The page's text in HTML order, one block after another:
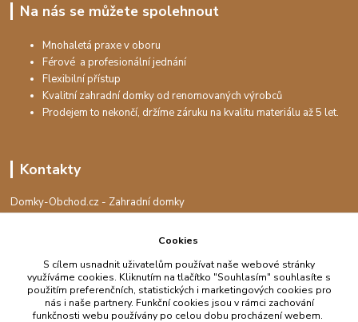
Na nás se můžete spolehnout
Mnohaletá praxe v oboru
Férové a profesionální jednání
Flexibilní přístup
Kvalitní zahradní domky od renomovaných výrobců
Prodejem to nekončí, držíme záruku na kvalitu materiálu až 5 let.
Kontakty
Domky-Obchod.cz - Zahradní domky
+420 730 501 925
info@domky-obchod.cz
Cookies
S cílem usnadnit uživatelům používat naše webové stránky
využíváme cookies. Kliknutím na tlačítko "Souhlasím" souhlasíte s
použitím preferenčních, statistických i marketingových cookies pro
nás i naše partnery. Funkční cookies jsou v rámci zachování
funkčnosti webu používány po celou dobu procházení webem.